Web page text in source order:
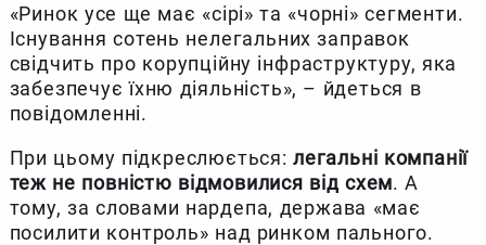
«Ринок усе ще має «сірі» та «чорні» сегменти.
Існування сотень нелегальних заправок
свідчить про корупційну інфраструктуру, яка
забезпечує їхню діяльність», – йдеться в
повідомленні.
При цьому підкреслюється:легальні компанії
теж не повністю відмовилися від схем. А
тому, за словами нардепа, держава «має
посилити контроль» над ринком пального.